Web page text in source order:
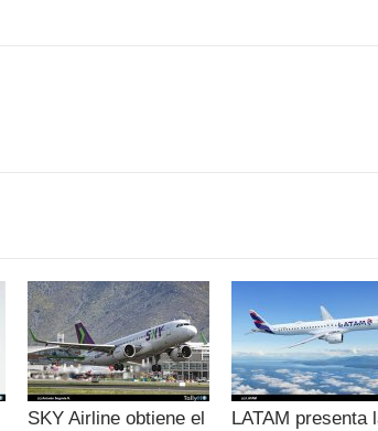
SKY Airline obtiene el
LATAM presenta